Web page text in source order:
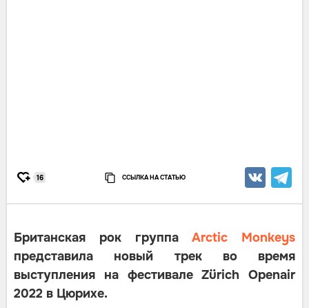
16 ССЫЛКА НА СТАТЬЮ
Британская рок группаArctic Monkeys
представила новый трек во время
выступления на фестивале Zürich Openair
2022 в Цюрихе.